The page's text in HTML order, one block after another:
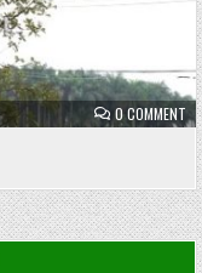
0 COMMENTON